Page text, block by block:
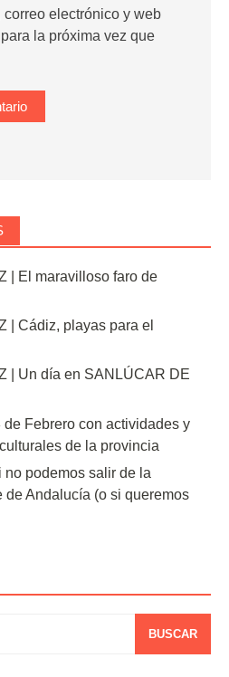
correo electrónico y web
la próxima vez que
| El maravilloso faro de
| Cádiz, playas para el
| Un día en SANLÚCAR DE
de Febrero con actividades y
de la provincia
podemos salir de la
de Andalucía (o si queremos